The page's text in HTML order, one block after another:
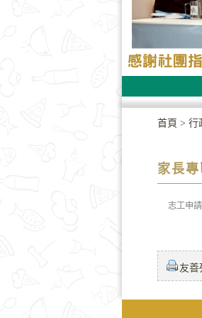
首頁 > 行
家長專
志工申
友善